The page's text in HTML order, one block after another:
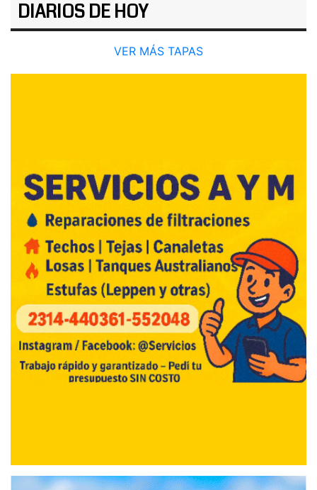
DIARIOS DE HOY
VER MÁS TAPAS